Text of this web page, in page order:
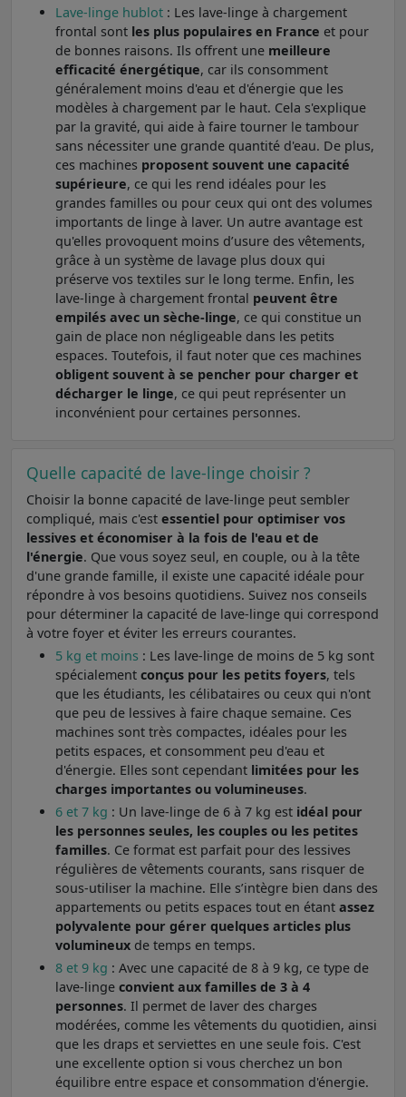
Lave-linge hublot : Les lave-linge à chargement
frontal sont les plus populaires en France et pour
de bonnes raisons. Ils offrent une meilleure
efficacité énergétique, car ils consomment
généralement moins d'eau et d'énergie que les
modèles à chargement par le haut. Cela s'explique
par la gravité, qui aide à faire tourner le tambour
sans nécessiter une grande quantité d'eau. De plus,
ces machines proposent souvent une capacité
supérieure, ce qui les rend idéales pour les
grandes familles ou pour ceux qui ont des volumes
importants de linge à laver. Un autre avantage est
qu'elles provoquent moins d’usure des vêtements,
grâce à un système de lavage plus doux qui
préserve vos textiles sur le long terme. Enfin, les
lave-linge à chargement frontal peuvent être
empilés avec un sèche-linge, ce qui constitue un
gain de place non négligeable dans les petits
espaces. Toutefois, il faut noter que ces machines
obligent souvent à se pencher pour charger et
décharger le linge, ce qui peut représenter un
inconvénient pour certaines personnes.
Quelle capacité de lave-linge choisir ?
Choisir la bonne capacité de lave-linge peut sembler
compliqué, mais c'est essentiel pour optimiser vos
lessives et économiser à la fois de l'eau et de
l'énergie. Que vous soyez seul, en couple, ou à la tête
d'une grande famille, il existe une capacité idéale pour
répondre à vos besoins quotidiens. Suivez nos conseils
pour déterminer la capacité de lave-linge qui correspond
à votre foyer et éviter les erreurs courantes.
5 kg et moins : Les lave-linge de moins de 5 kg sont
spécialement conçus pour les petits foyers, tels
que les étudiants, les célibataires ou ceux qui n'ont
que peu de lessives à faire chaque semaine. Ces
machines sont très compactes, idéales pour les
petits espaces, et consomment peu d'eau et
d'énergie. Elles sont cependant limitées pour les
charges importantes ou volumineuses.
6 et 7 kg : Un lave-linge de 6 à 7 kg est idéal pour
les personnes seules, les couples ou les petites
familles. Ce format est parfait pour des lessives
régulières de vêtements courants, sans risquer de
sous-utiliser la machine. Elle s’intègre bien dans des
appartements ou petits espaces tout en étant assez
polyvalente pour gérer quelques articles plus
volumineux de temps en temps.
8 et 9 kg : Avec une capacité de 8 à 9 kg, ce type de
lave-linge convient aux familles de 3 à 4
personnes. Il permet de laver des charges
modérées, comme les vêtements du quotidien, ainsi
que les draps et serviettes en une seule fois. C'est
une excellente option si vous cherchez un bon
équilibre entre espace et consommation d'énergie.